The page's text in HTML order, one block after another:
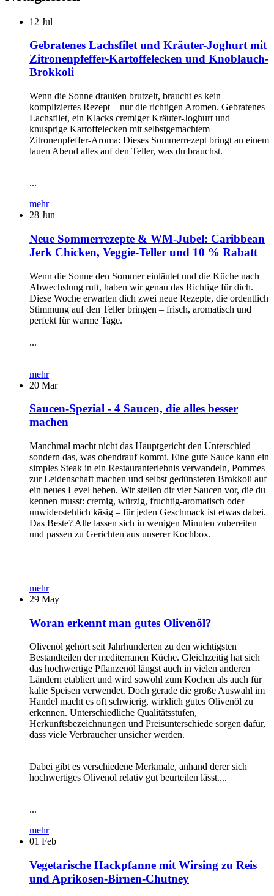
12 Jul
Gebratenes Lachsfilet und Kräuter-Joghurt mit
Zitronenpfeffer-Kartoffelecken und Knoblauch-
Brokkoli
Wenn die Sonne draußen brutzelt, braucht es kein
kompliziertes Rezept – nur die richtigen Aromen. Gebratenes
Lachsfilet, ein Klacks cremiger Kräuter-Joghurt und
knusprige Kartoffelecken mit selbstgemachtem
Zitronenpfeffer-Aroma: Dieses Sommerrezept bringt an einem
lauen Abend alles auf den Teller, was du brauchst.
...
mehr
28 Jun
Neue Sommerrezepte & WM-Jubel: Caribbean
Jerk Chicken, Veggie-Teller und 10 % Rabatt
Wenn die Sonne den Sommer einläutet und die Küche nach
Abwechslung ruft, haben wir genau das Richtige für dich.
Diese Woche erwarten dich zwei neue Rezepte, die ordentlich
Stimmung auf den Teller bringen – frisch, aromatisch und
perfekt für warme Tage.
...
mehr
20 Mar
Saucen-Spezial - 4 Saucen, die alles besser
machen
Manchmal macht nicht das Hauptgericht den Unterschied –
sondern das, was obendrauf kommt. Eine gute Sauce kann ein
simples Steak in ein Restauranterlebnis verwandeln, Pommes
zur Leidenschaft machen und selbst gedünsteten Brokkoli auf
ein neues Level heben. Wir stellen dir vier Saucen vor, die du
kennen musst: cremig, würzig, fruchtig-aromatisch oder
unwiderstehlich käsig – für jeden Geschmack ist etwas dabei.
Das Beste? Alle lassen sich in wenigen Minuten zubereiten
und passen zu Gerichten aus unserer Kochbox.
mehr
29 May
Woran erkennt man gutes Olivenöl?
Olivenöl gehört seit Jahrhunderten zu den wichtigsten
Bestandteilen der mediterranen Küche. Gleichzeitig hat sich
das hochwertige Pflanzenöl längst auch in vielen anderen
Ländern etabliert und wird sowohl zum Kochen als auch für
kalte Speisen verwendet. Doch gerade die große Auswahl im
Handel macht es oft schwierig, wirklich gutes Olivenöl zu
erkennen. Unterschiedliche Qualitätsstufen,
Herkunftsbezeichnungen und Preisunterschiede sorgen dafür,
dass viele Verbraucher unsicher werden.
Dabei gibt es verschiedene Merkmale, anhand derer sich
hochwertiges Olivenöl relativ gut beurteilen lässt....
...
mehr
01 Feb
Vegetarische Hackpfanne mit Wirsing zu Reis
und Aprikosen-Birnen-Chutney